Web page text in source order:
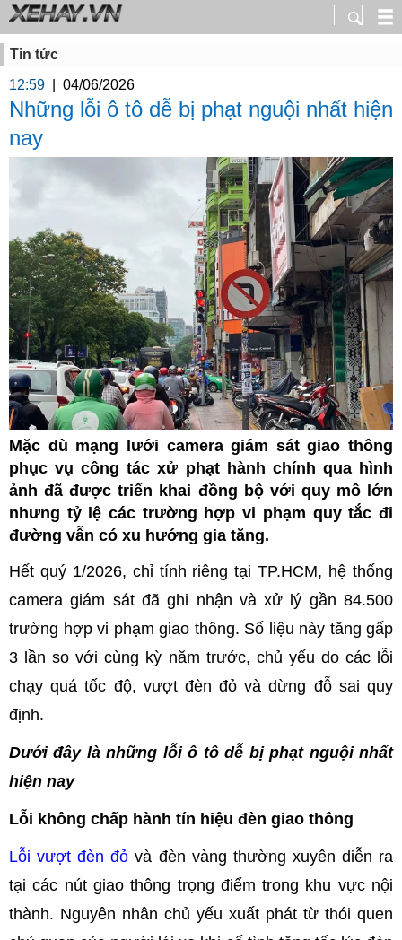
Tin tức
12:59
04/06/2026
Những lỗi ô tô dễ bị phạt nguội nhất hiện
nay
Mặc dù mạng lưới camera giám sát giao thông
phục vụ công tác xử phạt hành chính qua hình
ảnh đã được triển khai đồng bộ với quy mô lớn
nhưng tỷ lệ các trường hợp vi phạm quy tắc đi
đường vẫn có xu hướng gia tăng.
Hết quý 1/2026, chỉ tính riêng tại TP.HCM, hệ thống
camera giám sát đã ghi nhận và xử lý gần 84.500
trường hợp vi phạm giao thông. Số liệu này tăng gấp
3 lần so với cùng kỳ năm trước, chủ yếu do các lỗi
chạy quá tốc độ, vượt đèn đỏ và dừng đỗ sai quy
định.
Dưới đây là những lỗi ô tô dễ bị phạt nguội nhất
hiện nay
Lỗi không chấp hành tín hiệu đèn giao thông
Lỗi vượt đèn đỏvà đèn vàng thường xuyên diễn ra
tại các nút giao thông trọng điểm trong khu vực nội
thành. Nguyên nhân chủ yếu xuất phát từ thói quen